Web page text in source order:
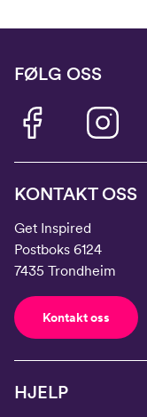
FØLG OSS
KONTAKT OSS
Get Inspired
Postboks 6124
7435 Trondheim
Kontakt oss
HJELP